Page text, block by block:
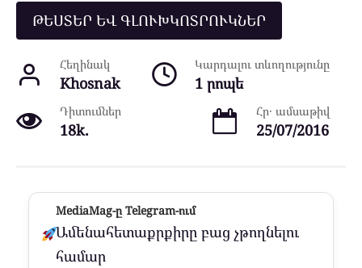
ԹԵՍՏԵՐ ԵՎ ԳԼՈՒԽԿՈՏՐՈՒԿՆԵՐ
Հեղինակ
Khosnak
Կարդալու տևողությունը
1 րոպե
Դիտումներ
18k.
Հր․ ամսաթիվ
25/07/2016
MediaMag-ը Telegram-ում
Ամենահետաքրքիրը բաց չթողնելու
համար